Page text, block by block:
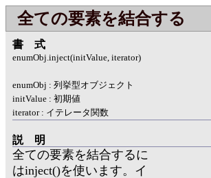
全ての要素を結合する
書式
enumObj.inject(initValue, iterator)
enumObj : 列挙型オブジェクト
initValue : 初期値
iterator : イテレータ関数
説明
全ての要素を結合するに
はinject()を使います。イ